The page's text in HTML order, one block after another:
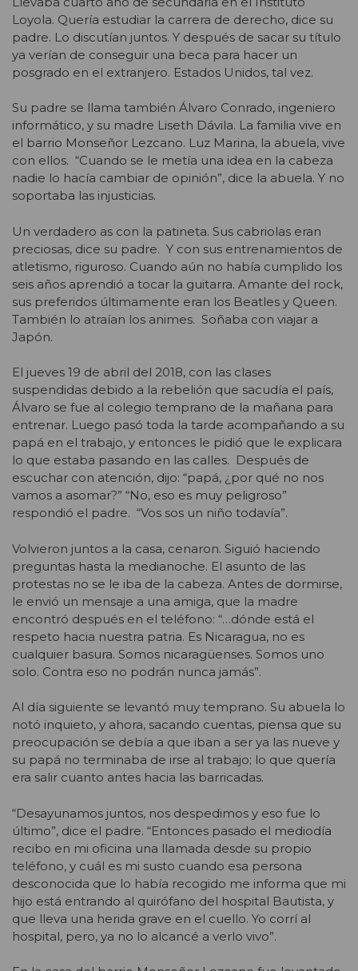
Loyola. Quería estudiar la carrera de derecho, dice su
padre. Lo discutían juntos. Y después de sacar su título
ya verían de conseguir una beca para hacer un
posgrado en el extranjero. Estados Unidos, tal vez.
Su padre se llama también Álvaro Conrado, ingeniero
informático, y su madre Liseth Dávila. La familia vive en
el barrio Monseñor Lezcano. Luz Marina, la abuela, vive
con ellos. “Cuando se le metía una idea en la cabeza
nadie lo hacía cambiar de opinión”, dice la abuela. Y no
soportaba las injusticias.
Un verdadero as con la patineta. Sus cabriolas eran
preciosas, dice su padre. Y con sus entrenamientos de
atletismo, riguroso. Cuando aún no había cumplido los
seis años aprendió a tocar la guitarra. Amante del rock,
sus preferidos últimamente eran los Beatles y Queen.
También lo atraían los animes. Soñaba con viajar a
Japón.
El jueves 19 de abril del 2018, con las clases
suspendidas debido a la rebelión que sacudía el país,
Álvaro se fue al colegio temprano de la mañana para
entrenar. Luego pasó toda la tarde acompañando a su
papá en el trabajo, y entonces le pidió que le explicara
lo que estaba pasando en las calles. Después de
escuchar con atención, dijo: “papá, ¿por qué no nos
vamos a asomar?” “No, eso es muy peligroso”
respondió el padre. “Vos sos un niño todavía”.
Volvieron juntos a la casa, cenaron. Siguió haciendo
preguntas hasta la medianoche. El asunto de las
protestas no se le iba de la cabeza. Antes de dormirse,
le envió un mensaje a una amiga, que la madre
encontró después en el teléfono: “…dónde está el
respeto hacia nuestra patria. Es Nicaragua, no es
cualquier basura. Somos nicaragüenses. Somos uno
solo. Contra eso no podrán nunca jamás”.
Al día siguiente se levantó muy temprano. Su abuela lo
notó inquieto, y ahora, sacando cuentas, piensa que su
preocupación se debía a que iban a ser ya las nueve y
su papá no terminaba de irse al trabajo; lo que quería
era salir cuanto antes hacia las barricadas.
“Desayunamos juntos, nos despedimos y eso fue lo
último”, dice el padre. “Entonces pasado el mediodía
recibo en mi oficina una llamada desde su propio
teléfono, y cuál es mi susto cuando esa persona
desconocida que lo había recogido me informa que mi
hijo está entrando al quirófano del hospital Bautista, y
que lleva una herida grave en el cuello. Yo corrí al
hospital, pero, ya no lo alcancé a verlo vivo”.